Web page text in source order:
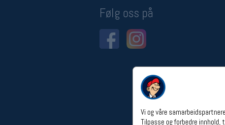
Vi og våre
Tilpasse og forbedre
Følg oss på